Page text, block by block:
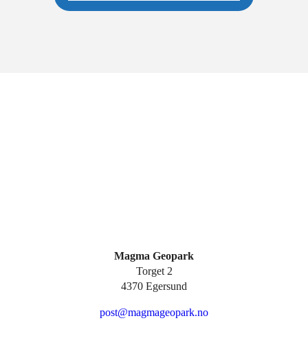
Magma Geopark
Torget 2
4370 Egersund
post@magmageopark.no